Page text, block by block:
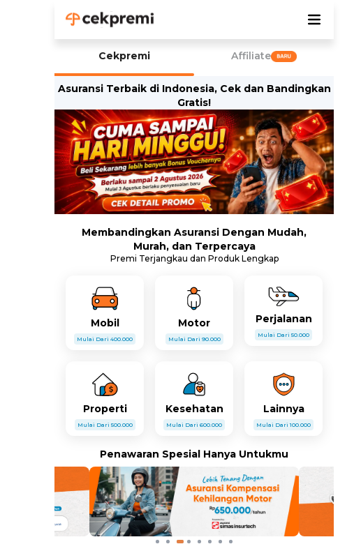
Cekpremi Affiliate
Asuransi Terbaik di Indonesia, Cek dan Bandingkan
Gratis!
Membandingkan Asuransi Dengan Mudah,
Murah, dan Terpercaya
Premi Terjangkau dan Produk Lengkap
Mobil
Mulai Dari 400.000
Motor
Mulai Dari 90.000
Perjalanan
Mulai Dari 50.000
Properti
Mulai Dari 500.000
Kesehatan
Mulai Dari 600.000
Lainnya
Mulai Dari 100.000
Penawaran Spesial Hanya Untukmu